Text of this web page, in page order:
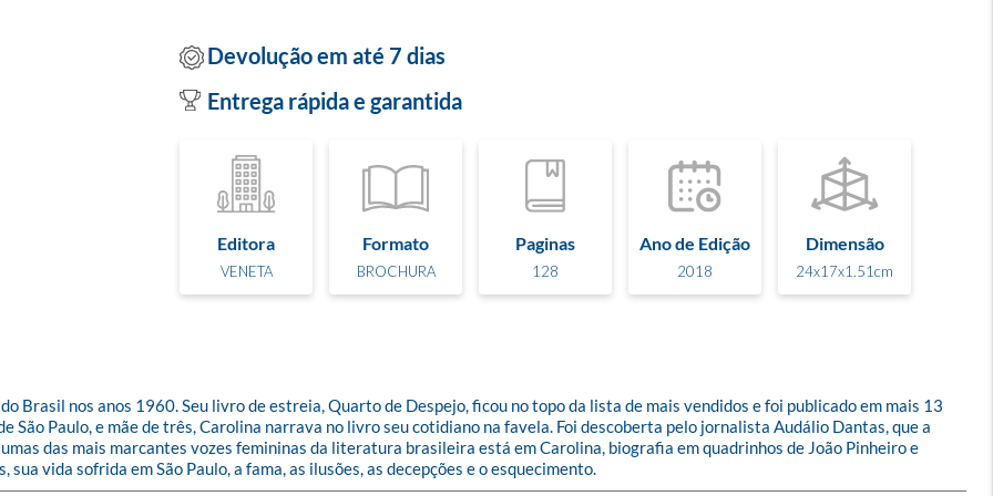
Devolução em até 7 dias
Entrega rápida e garantida
Editora
VENETA
Formato
BROCHURA
Paginas
128
Ano de Edição
2018
Dimensão
24x17x1.51cm
Brasil nos anos 1960. Seu livro de estreia, Quarto de Despejo, ficou no topo da lista de mais vendidos e foi publicado em mais 13
São Paulo, e mãe de três, Carolina narrava no livro seu cotidiano na favela. Foi descoberta pelo jornalista Audálio Dantas, que a
das mais marcantes vozes femininas da literatura brasileira está em Carolina, biografia em quadrinhos de João Pinheiro e
vida sofrida em São Paulo, a fama, as ilusões, as decepções e o esquecimento.